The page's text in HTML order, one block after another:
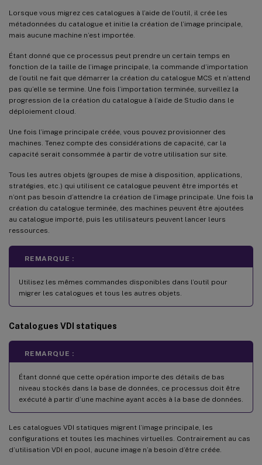
Lorsque vous migrez ces catalogues à l’aide de l’outil, il crée les
métadonnées du catalogue et initie la création de l’image principale,
mais aucune machine n’est importée.
Étant donné que ce processus peut prendre un certain temps en
fonction de la taille de l’image principale, la commande d’importation
de l’outil ne fait que démarrer la création du catalogue MCS et n’attend
pas qu’elle se termine. Une fois l’importation terminée, surveillez la
progression de la création du catalogue à l’aide de Studio dans le
déploiement cloud.
Une fois l’image principale créée, vous pouvez provisionner des
machines. Tenez compte des considérations de capacité, car la
capacité serait consommée à partir de votre utilisation sur site.
Tous les autres objets (groupes de mise à disposition, applications,
stratégies, etc.) qui utilisent ce catalogue peuvent être importés et
n’ont pas besoin d’attendre la création de l’image principale. Une fois la
création du catalogue terminée, des machines peuvent être ajoutées
au catalogue importé, puis les utilisateurs peuvent lancer leurs
ressources.
REMARQUE :
Utilisez les mêmes commandes disponibles dans l’outil pour
migrer les catalogues et tous les autres objets.
Catalogues VDI statiques
REMARQUE :
Étant donné que cette opération importe des détails de bas
niveau stockés dans la base de données, ce processus doit être
exécuté à partir d’une machine ayant accès à la base de données.
Les catalogues VDI statiques migrent l’image principale, les
configurations et toutes les machines virtuelles. Contrairement au cas
d’utilisation VDI en pool, aucune image n’a besoin d’être créée.